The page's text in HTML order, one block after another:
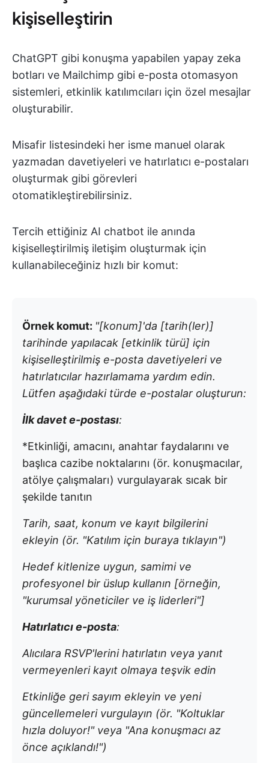
kişiselleştirin
ChatGPT gibi konuşma yapabilen yapay zeka
botları ve Mailchimp gibi e-posta otomasyon
sistemleri, etkinlik katılımcıları için özel mesajlar
oluşturabilir.
Misafir listesindeki her isme manuel olarak
yazmadan davetiyeleri ve hatırlatıcı e-postaları
oluşturmak gibi görevleri
otomatikleştirebilirsiniz.
Tercih ettiğiniz AI chatbot ile anında
kişiselleştirilmiş iletişim oluşturmak için
kullanabileceğiniz hızlı bir komut:
Örnek komut: "[konum]'da [tarih(ler)]
tarihinde yapılacak [etkinlik türü] için
kişiselleştirilmiş e-posta davetiyeleri ve
hatırlatıcılar hazırlamama yardım edin.
Lütfen aşağıdaki türde e-postalar oluşturun:
İlk davet e-postası:
*Etkinliği, amacını, anahtar faydalarını ve
başlıca cazibe noktalarını (ör. konuşmacılar,
atölye çalışmaları) vurgulayarak sıcak bir
şekilde tanıtın
Tarih, saat, konum ve kayıt bilgilerini
ekleyin (ör. "Katılım için buraya tıklayın")
Hedef kitlenize uygun, samimi ve
profesyonel bir üslup kullanın [örneğin,
"kurumsal yöneticiler ve iş liderleri"]
Hatırlatıcı e-posta:
Alıcılara RSVP'lerini hatırlatın veya yanıt
vermeyenleri kayıt olmaya teşvik edin
Etkinliğe geri sayım ekleyin ve yeni
güncellemeleri vurgulayın (ör. "Koltuklar
hızla doluyor!" veya "Ana konuşmacı az
önce açıklandı!")